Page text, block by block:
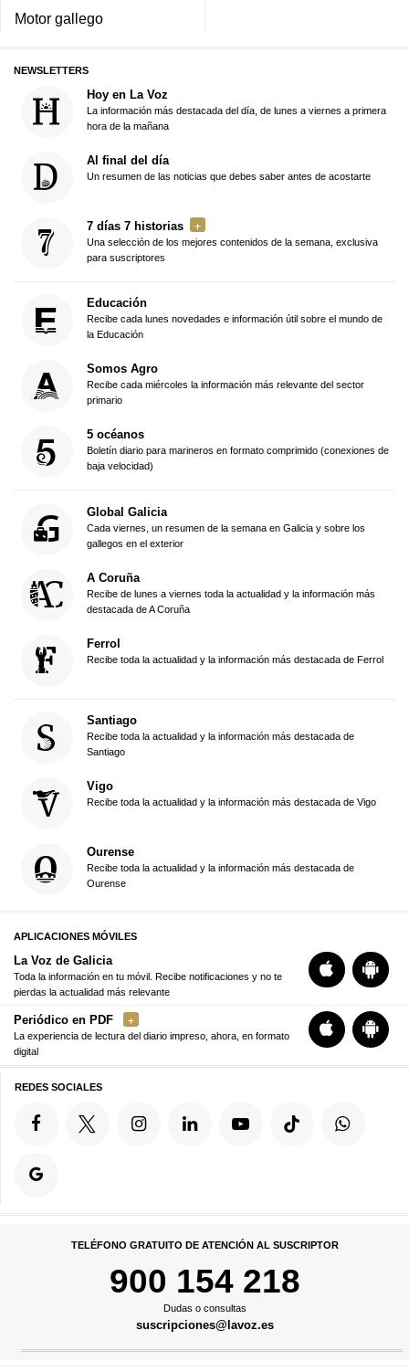
Motor gallego
NEWSLETTERS
Hoy en La Voz
La información más destacada del día, de lunes a viernes a primera
hora de la mañana
Al final del día
Un resumen de las noticias que debes saber antes de acostarte
7 días 7 historias
Una selección de los mejores contenidos de la semana, exclusiva
para suscriptores
Educación
Recibe cada lunes novedades e información útil sobre el mundo de
la Educación
Somos Agro
Recibe cada miércoles la información más relevante del sector
primario
5 océanos
Boletín diario para marineros en formato comprimido (conexiones de
baja velocidad)
Global Galicia
Cada viernes, un resumen de la semana en Galicia y sobre los
gallegos en el exterior
A Coruña
Recibe de lunes a viernes toda la actualidad y la información más
destacada de A Coruña
Ferrol
Recibe toda la actualidad y la información más destacada de Ferrol
Santiago
Recibe toda la actualidad y la información más destacada de
Santiago
Vigo
Recibe toda la actualidad y la información más destacada de Vigo
Ourense
Recibe toda la actualidad y la información más destacada de
Ourense
APLICACIONES MÓVILES
La Voz de Galicia
Toda la información en tu móvil. Recibe notificaciones y no te
pierdas la actualidad más relevante
Periódico en PDF
La experiencia de lectura del diario impreso, ahora, en formato
digital
REDES SOCIALES
TELÉFONO GRATUITO DE ATENCIÓN AL SUSCRIPTOR
900 154 218
Dudas o consultas
suscripciones@lavoz.es